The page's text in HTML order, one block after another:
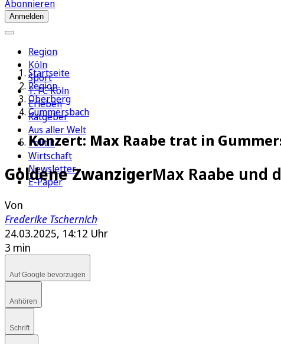
Abonnieren
Anmelden
Region
Köln
Sport
1. FC Köln
Erleben
Ratgeber
Aus aller Welt
Politik
Wirtschaft
Newsletter
E-Paper
Startseite
Region
Oberberg
Gummersbach
Konzert: Max Raabe trat in
Goldene ZwanzigerMax Raabe und
Von
Frederike Tschernich
24.03.2025, 14:12 Uhr
3 min
Auf Google bevorzugen
Anhören
Schrift